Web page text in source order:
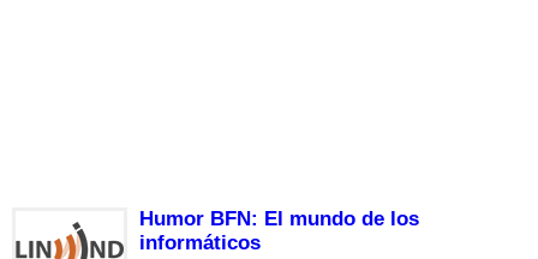
Humor BFN: El mundo de los
informáticos